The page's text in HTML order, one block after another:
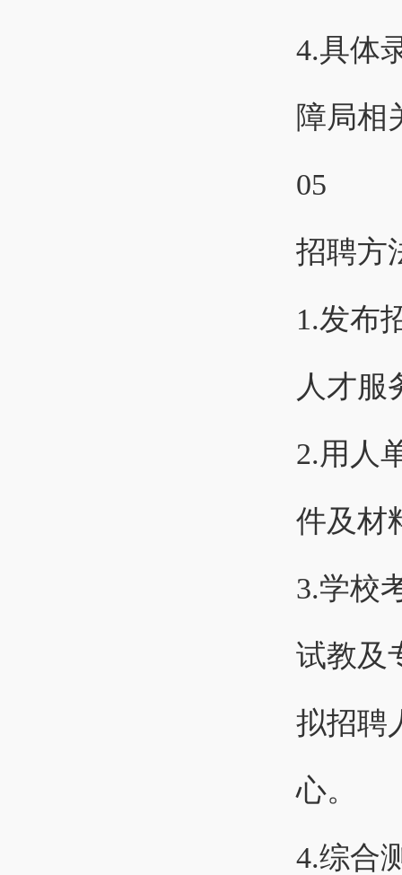
4.具体
障局相
05
招聘方
1.发布
人才服
2.用人
件及材
3.学校
试教及
拟招聘
心。
4.综合